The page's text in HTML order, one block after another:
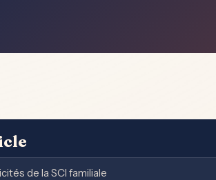
de la SCI familiale